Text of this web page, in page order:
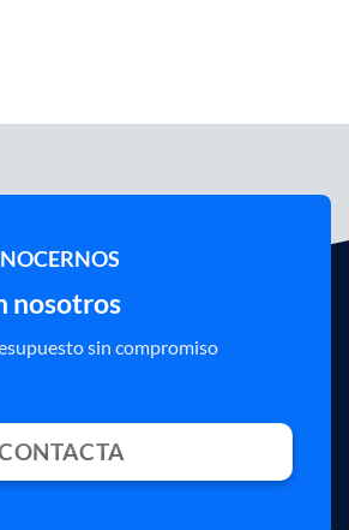
nosotros
sin compromiso